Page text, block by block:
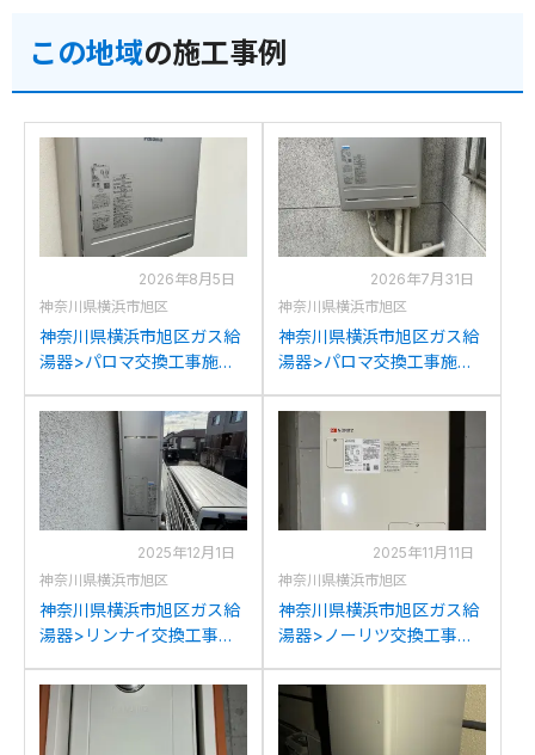
換
この地域の施工事例
2026年8月5日
神奈川県横浜市旭区
神奈川県横浜市旭区ガス給
湯器>パロマ交換工事施工
2400AWからパロマFH-
2423SAW-1への交換
2026年7月31日
神奈川県横浜市旭区
神奈川県横浜市旭区ガス給
湯器>パロマ交換工事施工
2428SAWXからパロマFH-
2023SAW-1への交換
2025年12月1日
神奈川県横浜市旭区
神奈川県横浜市旭区ガス給
湯器>リンナイ交換工事施
XT4209LRSAW3Cからリン
ナイRUFH-SE2408SAW2-
6への交換
2025年11月11日
神奈川県横浜市旭区
神奈川県横浜市旭区ガス給
湯器>ノーリツ交換工事施
2800AFSAW3Qからノーリ
ツGTH-1644AWX3H-SFF-
1BLへの交換